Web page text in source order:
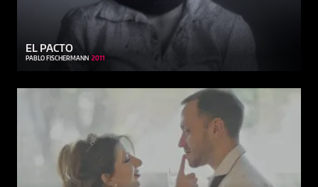
EL PACTO
PABLO FISCHERMANN 2011